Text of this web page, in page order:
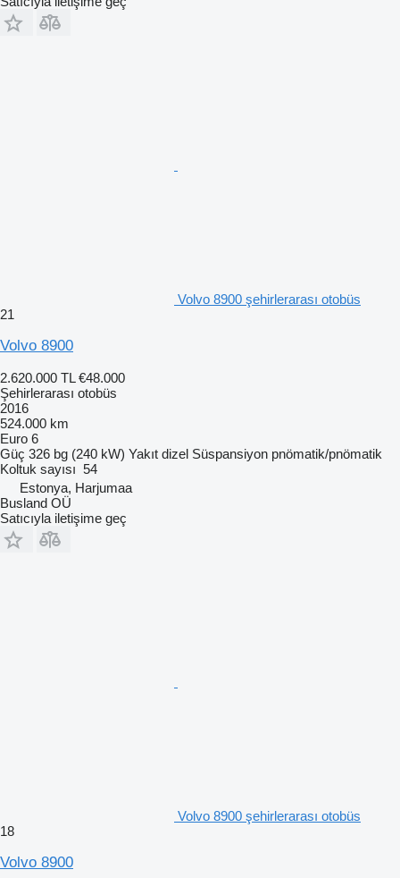
Volvo 8900 şehirlerarası otobüs
21
Volvo 8900
2.620.000 TL €48.000
Şehirlerarası otobüs
2016
524.000 km
Euro 6
Güç 326 bg (240 kW) Yakıt dizel Süspansiyon pnömatik/pnömatik
Koltuk sayısı 54
Estonya, Harjumaa
Busland OÜ
Satıcıyla iletişime geç
Volvo 8900 şehirlerarası otobüs
18
Volvo 8900